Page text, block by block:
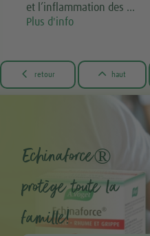
et l’inflammation des …
Plus d'info
 retour  haut
Echinaforce®
protège toute la
famille!